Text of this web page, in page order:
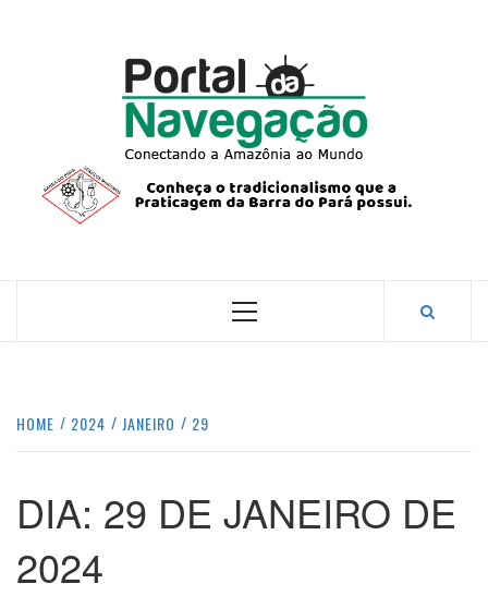
CONECTANDO A AMAZÔNIA COM O MUNDO.
Primary
HOME 2024 JANEIRO 29
DIA: 29 DE JANEIRO DE
2024